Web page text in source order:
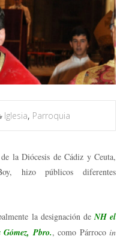
Iglesia, Parroquia
la Diócesis de Cádiz y Ceuta,
hizo públicos diferentes
la designación deNH el
Pbro., como Párrocoin